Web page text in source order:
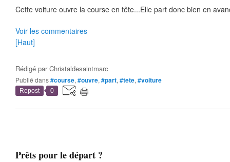
Cette voiture ouvre la course en tête...Elle part donc bien en
Voir les commentaires
[Haut]
Rédigé parChristaldesaintmarc
Publié dans#course, #ouvre, #part, #tete, #voiture
Repost 0
Prêts pour le départ ?